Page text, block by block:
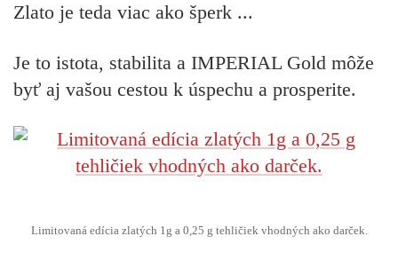
Zlato je teda viac ako šperk ...
Je to istota, stabilita a IMPERIAL Gold môže
byť aj vašou cestou k úspechu a prosperite.
Limitovaná edícia zlatých 1g a 0,25 g tehličiek vhodných ako darček.